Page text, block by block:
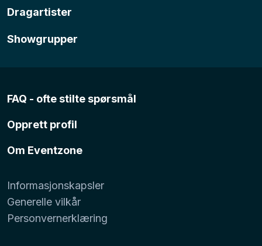
Dragartister
Showgrupper
FAQ - ofte stilte spørsmål
Opprett profil
Om Eventzone
Informasjonskapsler
Generelle vilkår
Personvernerklæring